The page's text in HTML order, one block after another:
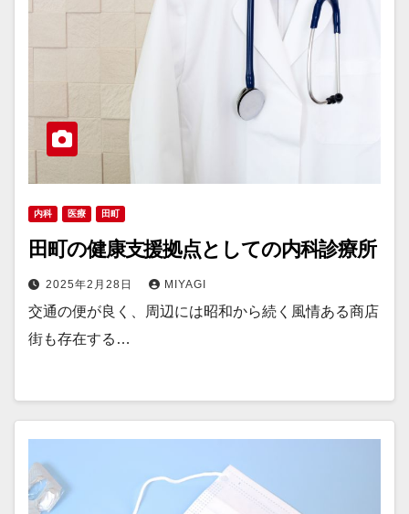
内科 医療 田町
田町の健康支援拠点としての内科診療所
2025年2月28日 MIYAGI
交通の便が良く、周辺には昭和から続く風情ある商店
街も存在する…